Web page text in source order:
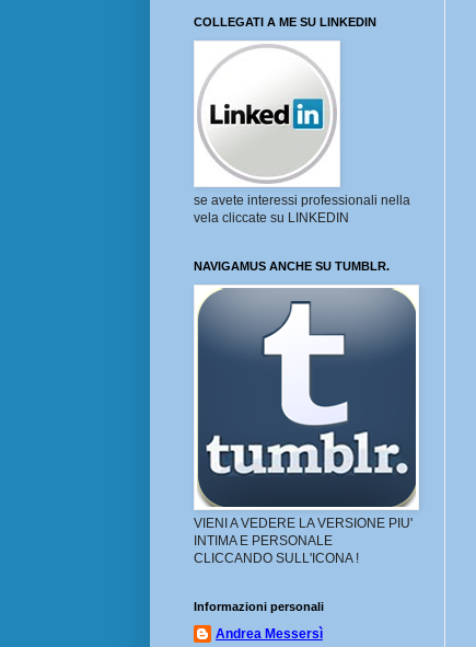
COLLEGATI A ME SU LINKEDIN
se avete interessi professionali nella
vela cliccate su LINKEDIN
NAVIGAMUS ANCHE SU TUMBLR.
VIENI A VEDERE LA VERSIONE PIU'
INTIMA E PERSONALE
CLICCANDO SULL'ICONA !
Informazioni personali
Andrea Messersì